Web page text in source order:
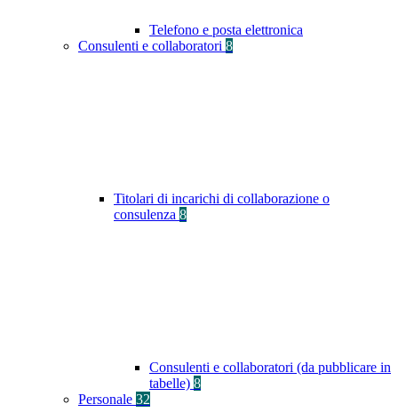
Telefono e posta elettronica
Consulenti e collaboratori 8
Titolari di incarichi di collaborazione o
consulenza 8
Consulenti e collaboratori (da pubblicare in
tabelle) 8
Personale 32